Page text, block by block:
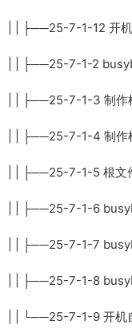
| | ├──25-7-1-12 开
| | ├──25-7-1-2
| | ├──25-7-1-3 制作
| | ├──25-7-1-4 制作
| | ├──25-7-1-5 根文
| | ├──25-7-1-6
| | ├──25-7-1-7
| | ├──25-7-1-8
| | └──25-7-1-9 开机